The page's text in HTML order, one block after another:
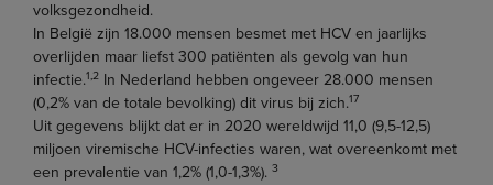
volksgezondheid.
In België zijn 18.000 mensen besmet met HCV en jaarlijks
overlijden maar liefst 300 patiënten als gevolg van hun
infectie.1,2 In Nederland hebben ongeveer 28.000 mensen
(0,2% van de totale bevolking) dit virus bij zich.17
Uit gegevens blijkt dat er in 2020 wereldwijd 11,0 (9,5-12,5)
miljoen viremische HCV-infecties waren, wat overeenkomt met
een prevalentie van 1,2% (1,0-1,3%). 3